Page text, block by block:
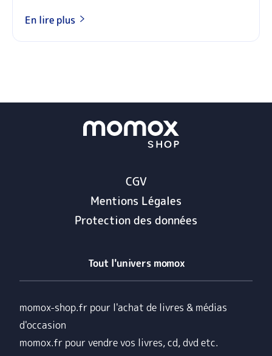
En lire plus
CGV
Mentions Légales
Protection des données
Tout l'univers momox
momox-shop.fr pour l'achat de livres & médias
d'occasion
momox.fr pour vendre vos livres, cd, dvd etc.